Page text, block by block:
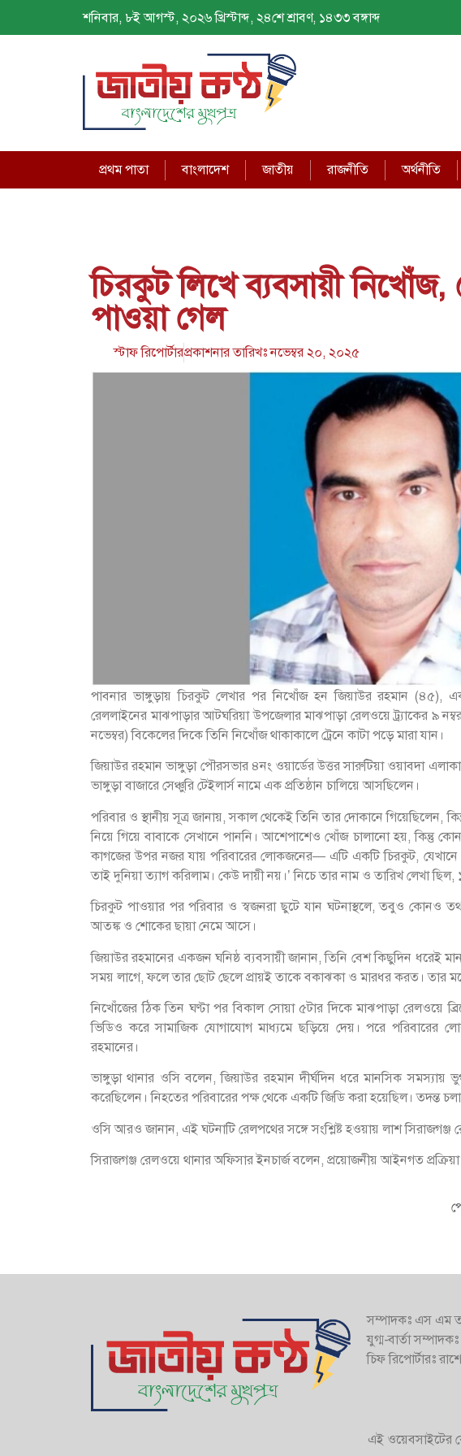
শনিবার, ৮ই আগস্ট, ২০২৬ খ্রিস্টাব্দ, ২৪শে শ্রাবণ, ১৪৩৩ বঙ্গাব্দ
প্রথম পাতা বাংলাদেশ জাতীয় রাজনীতি অর্থনীতি
চিরকুট লিখে ব্যবসায়ী
পাওয়া গেল
স্টাফ রিপোর্টারপ্রকাশনার তারিখঃনভেম্বর ২০, ২০২৫
পাবনার ভাঙ্গুড়ায় চিরকুট লেখার পর নিখোঁজ হন জিয়াউর রহমান (৪৫),
রেললাইনের মাঝপাড়ার আটঘরিয়া উপজেলার মাঝপাড়া রেলওয়ে ট্র্যাকের ৯
নভেম্বর) বিকেলের দিকে তিনি নিখোঁজ থাকাকালে ট্রেনে কাটা পড়ে মারা যান।
জিয়াউর রহমান ভাঙ্গুড়া পৌরসভার ৪নং ওয়ার্ডের উত্তর সারুটিয়া ওয়াবদা
ভাঙ্গুড়া বাজারে সেঞ্চুরি টেইলার্স নামে এক প্রতিষ্ঠান চালিয়ে আসছিলেন।
পরিবার ও স্থানীয় সূত্র জানায়, সকাল থেকেই তিনি তার দোকানে গিয়েছিলেন,
নিয়ে গিয়ে বাবাকে সেখানে পাননি। আশেপাশেও খোঁজ চালানো হয়, কিন্তু
কাগজের উপর নজর যায় পরিবারের লোকজনের— এটি একটি চিরকুট, যেখানে
তাই দুনিয়া ত্যাগ করিলাম। কেউ দায়ী নয়।’ নিচে তার নাম ও তারিখ লেখা
চিরকুট পাওয়ার পর পরিবার ও স্বজনরা ছুটে যান ঘটনাস্থলে, তবুও কোনও
আতঙ্ক ও শোকের ছায়া নেমে আসে।
জিয়াউর রহমানের একজন ঘনিষ্ঠ ব্যবসায়ী জানান, তিনি বেশ কিছুদিন ধরেই
সময় লাগে, ফলে তার ছোট ছেলে প্রায়ই তাকে বকাঝকা ও মারধর করত। তার
নিখোঁজের ঠিক তিন ঘণ্টা পর বিকাল সোয়া ৫টার দিকে মাঝপাড়া রেলওয়ে
ভিডিও করে সামাজিক যোগাযোগ মাধ্যমে ছড়িয়ে দেয়। পরে
রহমানের।
ভাঙ্গুড়া থানার ওসি বলেন, জিয়াউর রহমান দীর্ঘদিন ধরে মানসিক
করেছিলেন। নিহতের পরিবারের পক্ষ থেকে একটি জিডি করা হয়েছিল। তদন্ত
ওসি আরও জানান, এই ঘটনাটি রেলপথের সঙ্গে সংশ্লিষ্ট হওয়ায় লাশ সিরাজগঞ্জ
সিরাজগঞ্জ রেলওয়ে থানার অফিসার ইনচার্জ বলেন, প্রয়োজনীয় আইনগত প্রক্রিয়া
সম্পাদকঃ এস এম
যুগ্ম-বার্তা
চিফ রিপোর্টারঃ
এই ওয়েবসাইটের